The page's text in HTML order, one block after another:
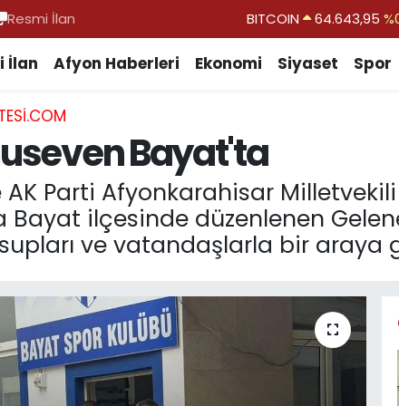
Resmi İlan DOLAR 47,6006
BITCOIN
64.643,95
İlan Afyon Haberleri Ekonomi Siyaset Spor
Bayat'ta
AK Parti Afyonkarahisar
Bayat ilçesinde düzenlenen
ve vatandaşlarla bir araya